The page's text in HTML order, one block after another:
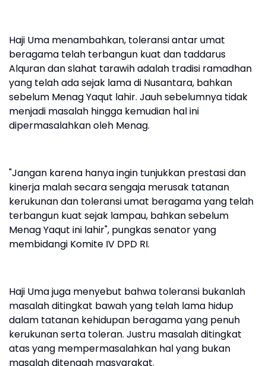
Haji Uma menambahkan, toleransi antar umat
beragama telah terbangun kuat dan taddarus
Alquran dan slahat tarawih adalah tradisi ramadhan
yang telah ada sejak lama di Nusantara, bahkan
sebelum Menag Yaqut lahir. Jauh sebelumnya tidak
menjadi masalah hingga kemudian hal ini
dipermasalahkan oleh Menag.
"Jangan karena hanya ingin tunjukkan prestasi dan
kinerja malah secara sengaja merusak tatanan
kerukunan dan toleransi umat beragama yang telah
terbangun kuat sejak lampau, bahkan sebelum
Menag Yaqut ini lahir", pungkas senator yang
membidangi Komite IV DPD RI.
Haji Uma juga menyebut bahwa toleransi bukanlah
masalah ditingkat bawah yang telah lama hidup
dalam tatanan kehidupan beragama yang penuh
kerukunan serta toleran. Justru masalah ditingkat
atas yang mempermasalahkan hal yang bukan
masalah ditengah masyarakat.